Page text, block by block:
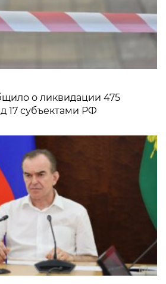
о ликвидации 475
17 субъектами РФ